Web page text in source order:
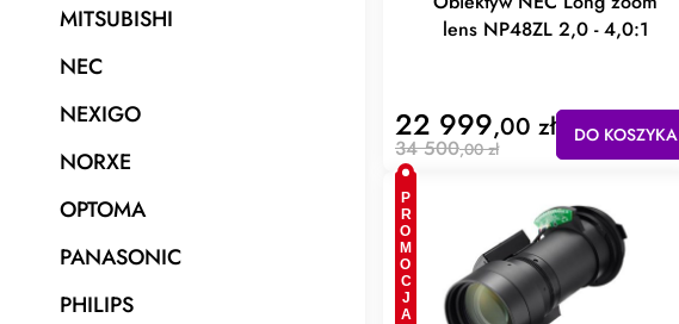
lens NP48ZL 2,0 - 4,0:1
22 999,00 zł
34 500,00 zł
DO KOSZYKA
PROMOCJA
MITSUBISHI
NEC
NEXIGO
NORXE
OPTOMA
PANASONIC
PHILIPS